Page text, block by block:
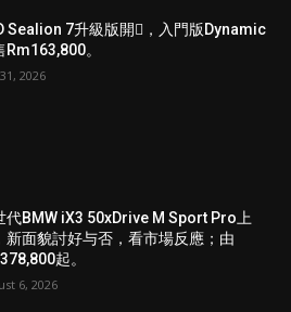
Sealion 7升級版開𧷗，入門版Dynamic
Rm163,800。
2026
代BMW iX3 50xDrive M Sport Pro上
新面貌討好与否，看市場反應；由
起。
6, 2026